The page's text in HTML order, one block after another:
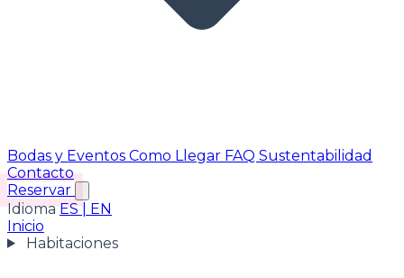
Bodas y Eventos Como Llegar FAQ Sustentabilidad
Contacto
Reservar
Idioma ES
EN
Inicio
Habitaciones